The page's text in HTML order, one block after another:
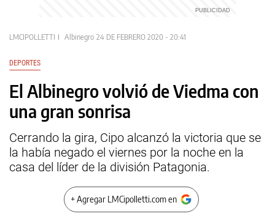
LMCIPOLLETTI Albinegro 24 DE FEBRERO 2020 - 20:41
DEPORTES
El Albinegro volvió de Viedma con
una gran sonrisa
Cerrando la gira, Cipo alcanzó la victoria que se
la había negado el viernes por la noche en la
casa del líder de la división Patagonia.
+ Agregar LMCipolletti.com en